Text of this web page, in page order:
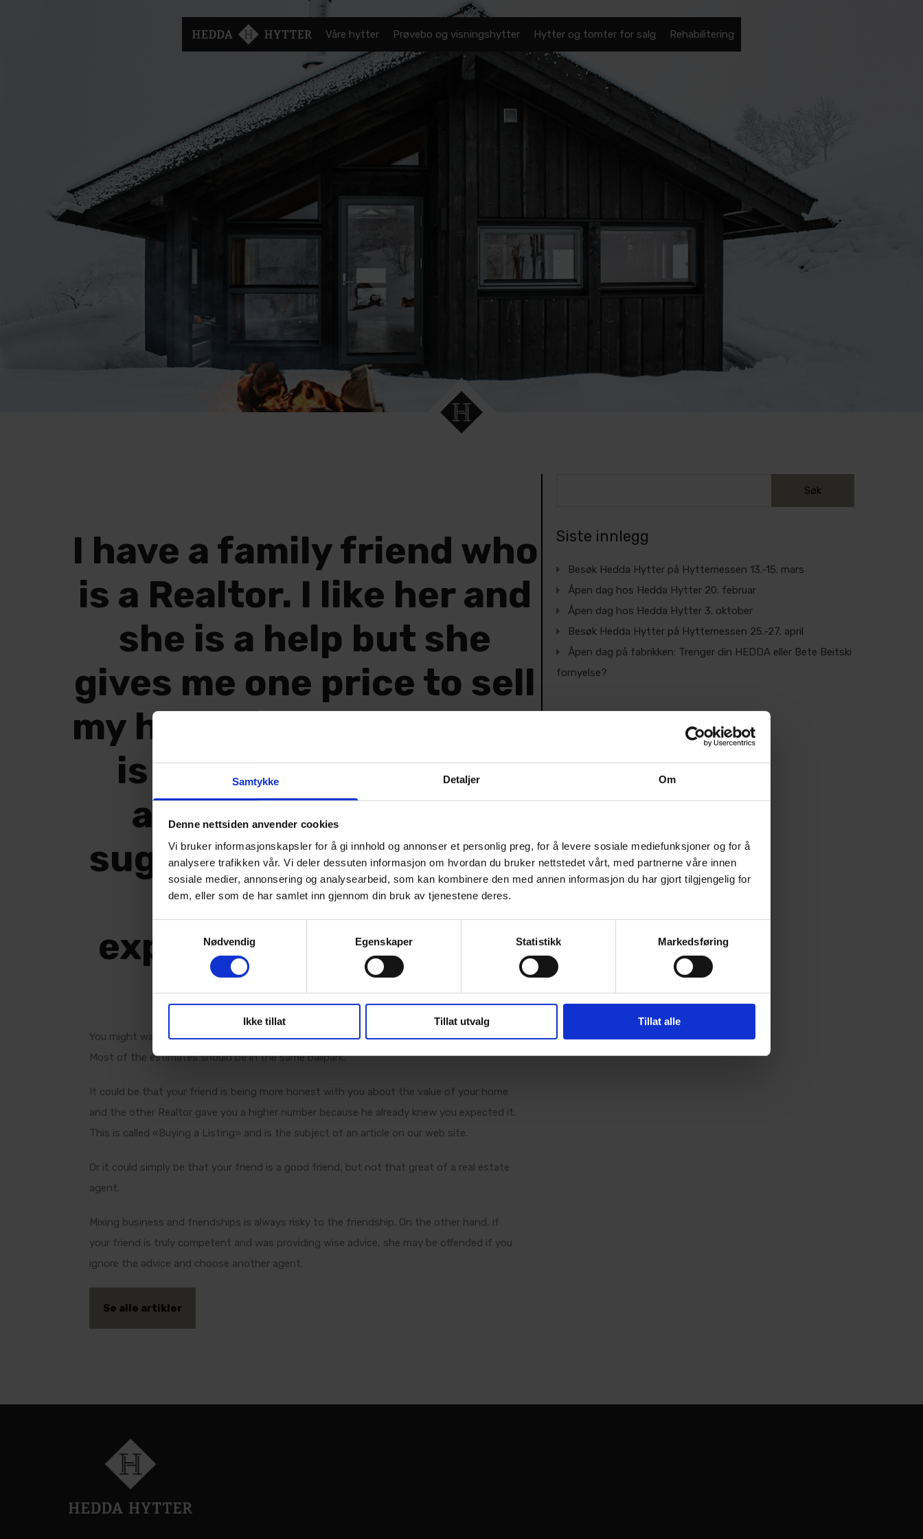
Samtykke Detaljer Om
Denne nettsiden anvender cookies
Vi bruker informasjonskapsler for å gi innhold og annonser et personlig preg, for å levere sosiale mediefunksjoner og for å
analysere trafikken vår. Vi deler dessuten informasjon om hvordan du bruker nettstedet vårt, med partnerne våre innen
sosiale medier, annonsering og analysearbeid, som kan kombinere den med annen informasjon du har gjort tilgjengelig for
dem, eller som de har samlet inn gjennom din bruk av tjenestene deres.
Nødvendig
Egenskaper Statistikk Markedsføring
Ikke tillat Tillat utvalg Tillat alle
Våre hytter Prøvebo og visningshytter Hytter og tomter for salg Rehabilitering
I have a family friend who
is a Realtor. I like her and
she is a help but she
gives me one price to sell
my home for and I think it
is too low. So I called
another agent who
suggested a price more
in line with my
expectations. Who do I
choose?
You might want to consult a couple more Realtors on the market value of your home.
Most of the estimates should be in the same ballpark.
It could be that your friend is being more honest with you about the value of your home
and the other Realtor gave you a higher number because he already knew you expected it.
This is called «Buying a Listing» and is the subject of an article on our web site.
Or it could simply be that your friend is a good friend, but not that great of a real estate
agent.
Mixing business and friendships is always risky to the friendship. On the other hand, if
your friend is truly competent and was providing wise advice, she may be offended if you
ignore the advice and choose another agent.
Se alle artikler
Siste innlegg
Besøk Hedda Hytter på Hyttemessen 13.-15. mars
Åpen dag hos Hedda Hytter 20. februar
Åpen dag hos Hedda Hytter 3. oktober
Besøk Hedda Hytter på Hyttemessen 25.-27. april
Åpen dag på fabrikken: Trenger din HEDDA eller Bete Beitski
fornyelse?